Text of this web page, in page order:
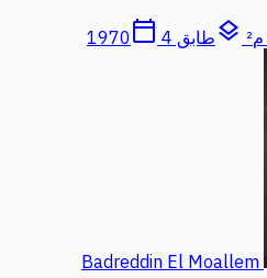
layers طابق 4 calendar_today
1970
Badreddin El Moallem